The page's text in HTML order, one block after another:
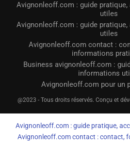
Avignonleoff.com : guide
utiles
Avignonleoff.com : guide
utiles
Avignonleoff.com contact :
informations
Business avignonleoff.com :
informations
Avignonleoff.com pour un
@2023 - Tous droits réservés. Conçu et
Avignonleoff.com : guide pratique,
Avignonleoff.com contact : contact,